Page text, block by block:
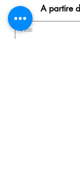
A partire
Prezzo